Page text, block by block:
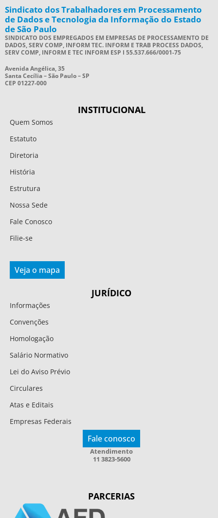
Sindicato dos Trabalhadores em Processamento
de Dados e Tecnologia da Informação do Estado
de São Paulo
SINDICATO DOS EMPREGADOS EM EMPRESAS DE PROCESSAMENTO DE
DADOS, SERV COMP, INFORM TEC. INFORM E TRAB PROCESS DADOS,
SERV COMP, INFORM E TEC INFORM ESP I 55.537.666/0001-75
Avenida Angélica, 35
Santa Cecília – São Paulo – SP
CEP 01227-000
INSTITUCIONAL
Quem Somos
Estatuto
Diretoria
História
Estrutura
Nossa Sede
Fale Conosco
Filie-se
Veja o mapa
JURÍDICO
Informações
Convenções
Homologação
Salário Normativo
Lei do Aviso Prévio
Circulares
Atas e Editais
Empresas Federais
Fale conosco
Atendimento
11 3823-5600
PARCERIAS